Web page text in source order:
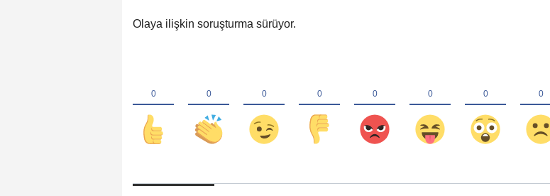
Olaya ilişkin soruşturma sürüyor.